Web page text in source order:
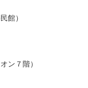
館）
ン７階）